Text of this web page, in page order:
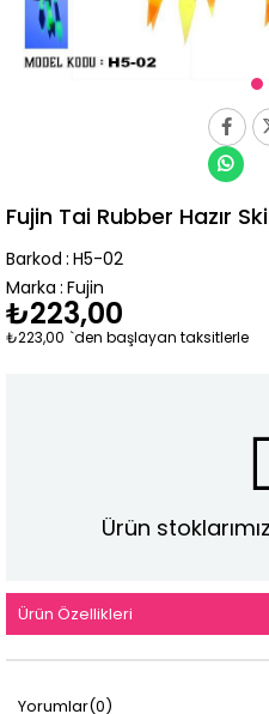
Fujin Tai Rubber Hazır
Barkod : H5-02
Marka : Fujin
₺223,00
₺223,00 `den başlayan taksitlerle
Ürün
Ürün Özellikleri
Yorumlar(0)